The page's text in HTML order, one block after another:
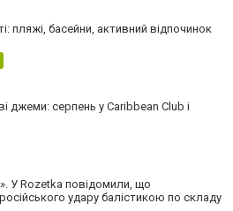
пляжі, басейни, активний відпочинок
джеми: серпень у Caribbean Club і
У Rozetka повідомили, що
удару балістикою по складу